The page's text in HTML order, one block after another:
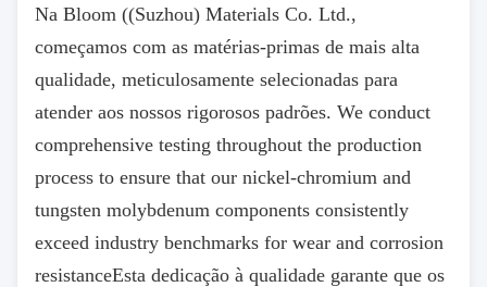
Na Bloom ((Suzhou) Materials Co. Ltd.,
começamos com as matérias-primas de mais alta
qualidade, meticulosamente selecionadas para
atender aos nossos rigorosos padrões. We conduct
comprehensive testing throughout the production
process to ensure that our nickel-chromium and
tungsten molybdenum components consistently
exceed industry benchmarks for wear and corrosion
resistanceEsta dedicação à qualidade garante que os